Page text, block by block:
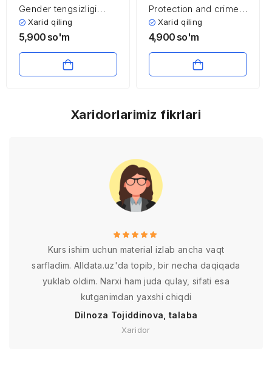
Gender tengsizligi
muammosi
Xarid qiling
5,900 so'm
Protection and crime
prevention
Xarid qiling
4,900 so'm
Xaridorlarimiz fikrlari
Kurs ishim uchun material izlab ancha vaqt
sarfladim. Alldata.uz'da topib, bir necha daqiqada
yuklab oldim. Narxi ham juda qulay, sifati esa
kutganimdan yaxshi chiqdi
Dilnoza Tojiddinova, talaba
Xaridor